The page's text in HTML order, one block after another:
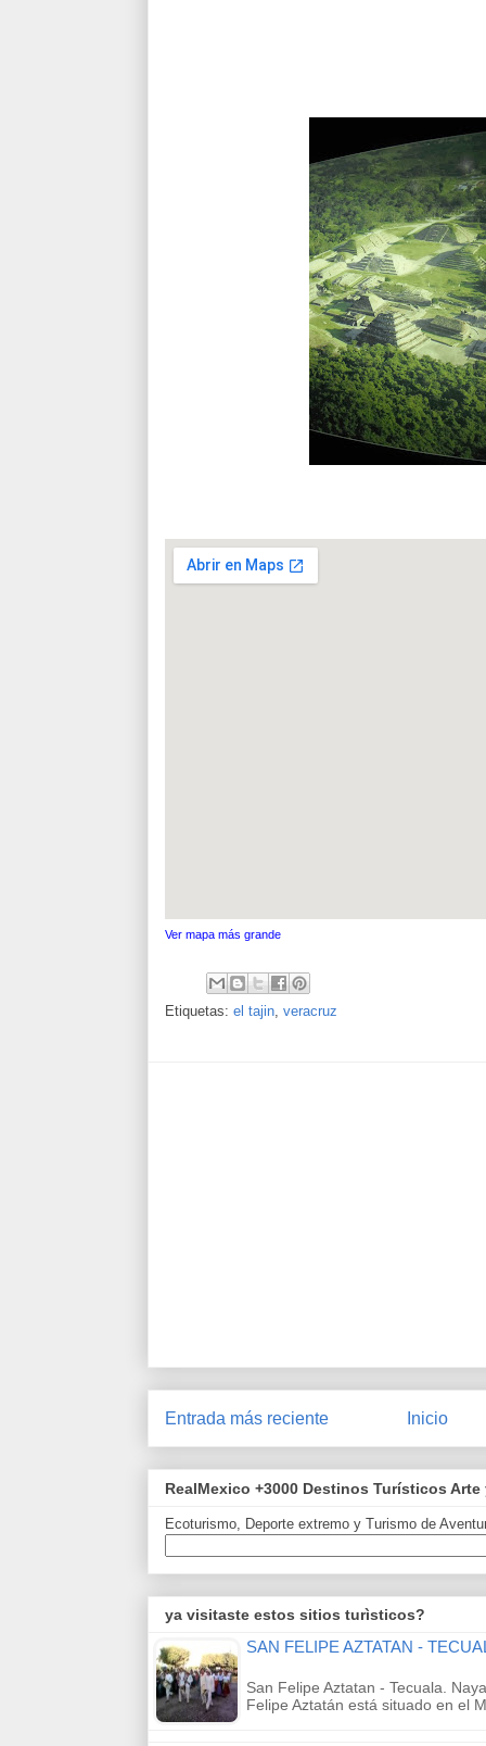
Ver mapa más grande
Etiquetas: el tajin, veracruz
Entrada más reciente Inicio
RealMexico +3000 Destinos Turísticos
Ecoturismo, Deporte extremo y Turismo de
ya visitaste estos sitios turìsticos?
SAN FELIPE AZTATAN -
San Felipe Aztatan - Tecuala.
Felipe Aztatán está situado en el